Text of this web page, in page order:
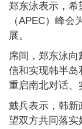
郑东泳表示，希
（APEC）峰
展。
席间，郑东泳
信和实现韩半岛
重启南北对话、
戴兵表示，韩新
望双方共同落实